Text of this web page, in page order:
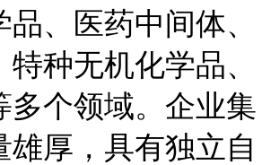
、医药中间体、
种无机化学品、
多个领域。企业集
雄厚，具有独立自